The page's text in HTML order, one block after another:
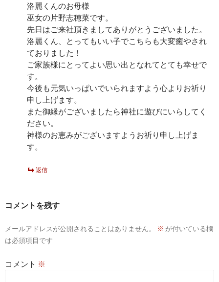
洛麗くんのお母様
巫女の片野志穂菜です。
先日はご来社頂きましてありがとうございました。
洛麗くん、とってもいい子でこちらも大変癒やされ
ておりました！
ご家族様にとってよい思い出となれてとても幸せで
す。
今後も元気いっぱいでいられますよう心よりお祈り
申し上げます。
また御縁がございましたら神社に遊びにいらしてく
ださい。
神様のお恵みがございますようお祈り申し上げま
す。
返信
コメントを残す
メールアドレスが公開されることはありません。 ※ が付いている欄
は必須項目です
コメント ※